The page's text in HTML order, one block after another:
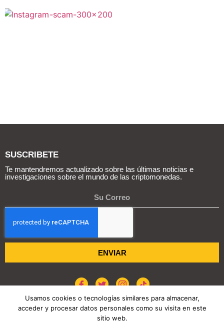
SUSCRIBETE
Te mantendremos actualizado sobre las últimas noticias e
investigaciones sobre el mundo de las criptomonedas.
ENVIAR
POLÍTICA DE COOKIES
Usamos cookies o tecnologías similares para almacenar,
acceder y procesar datos personales como su visita en este
sitio web.